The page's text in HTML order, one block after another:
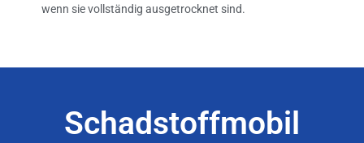
wenn sie vollständig ausgetrocknet sind.
Schadstoffmobil